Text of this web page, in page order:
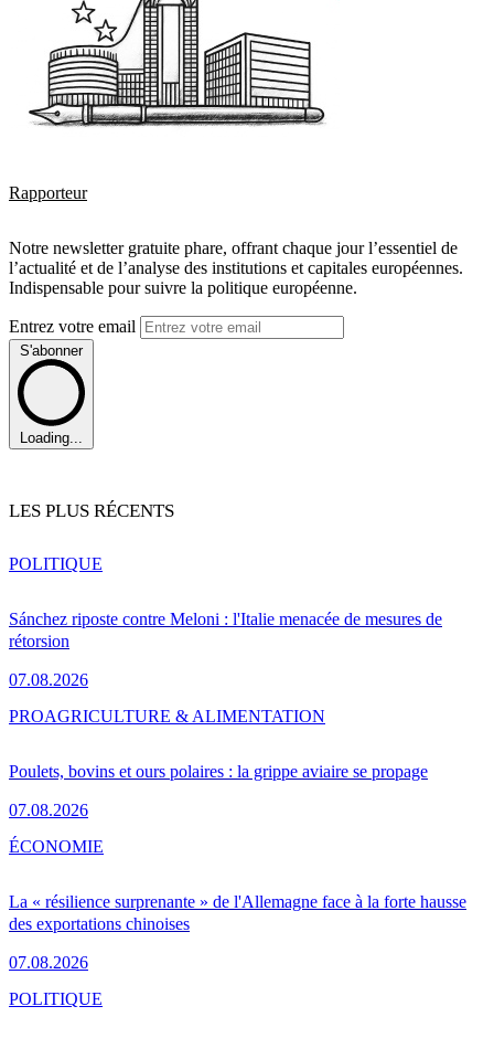
Rapporteur
Notre newsletter gratuite phare, offrant chaque jour l’essentiel de
l’actualité et de l’analyse des institutions et capitales européennes.
Indispensable pour suivre la politique européenne.
Entrez votre email
S'abonner
Loading...
LES PLUS RÉCENTS
Sánchez riposte contre Meloni : l'Italie menacée de mesures de
rétorsion
07.08.2026
POLITIQUE
Poulets, bovins et ours polaires : la grippe aviaire se propage
07.08.2026
PROAGRICULTURE & ALIMENTATION
La « résilience surprenante » de l'Allemagne face à la forte hausse
des exportations chinoises
07.08.2026
ÉCONOMIE
POLITIQUE